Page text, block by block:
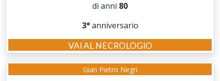
di anni 80
3°anniversario
VAI AL NECROLOGIO
Gian Pietro Negri